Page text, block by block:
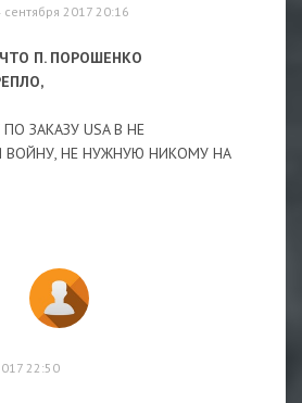
сентября 2017 20:16
П. ПОРОШЕНКО
ЗАКАЗУ USA В НЕ
НЕ НУЖНУЮ НИКОМУ НА
22:50